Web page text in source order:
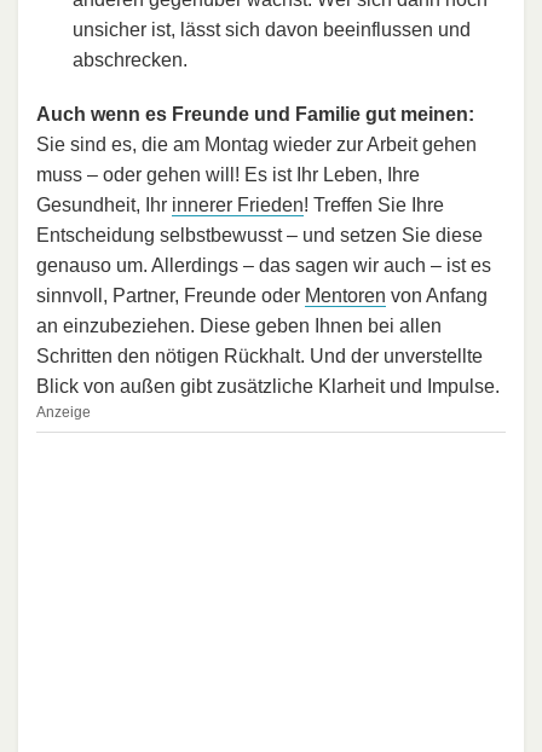
unsicher ist, lässt sich davon beeinflussen und
abschrecken.
Auch wenn es Freunde und Familie gut meinen:
Sie sind es, die am Montag wieder zur Arbeit gehen
muss – oder gehen will! Es ist Ihr Leben, Ihre
Gesundheit, Ihr innerer Frieden! Treffen Sie Ihre
Entscheidung selbstbewusst – und setzen Sie diese
genauso um. Allerdings – das sagen wir auch – ist es
sinnvoll, Partner, Freunde oder Mentoren von Anfang
an einzubeziehen. Diese geben Ihnen bei allen
Schritten den nötigen Rückhalt. Und der unverstellte
Blick von außen gibt zusätzliche Klarheit und Impulse.
Anzeige